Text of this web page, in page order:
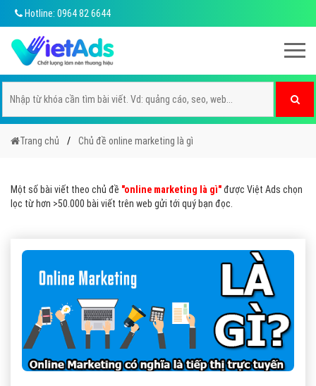
Hotline: 0964 82 6644
Trang chủ Chủ đề online marketing là gì
Một số bài viết theo chủ đề "online marketing là gì"được Việt Ads chọn
lọc từ hơn >50.000 bài viết trên web gửi tới quý bạn đọc.